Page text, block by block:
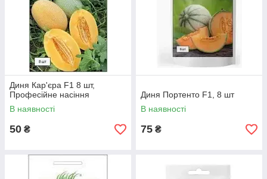
Диня Кар'єра F1 8 шт,
Професійне насіння
В наявності
50 ₴
Диня Портенто F1, 8 шт
В наявності
75 ₴